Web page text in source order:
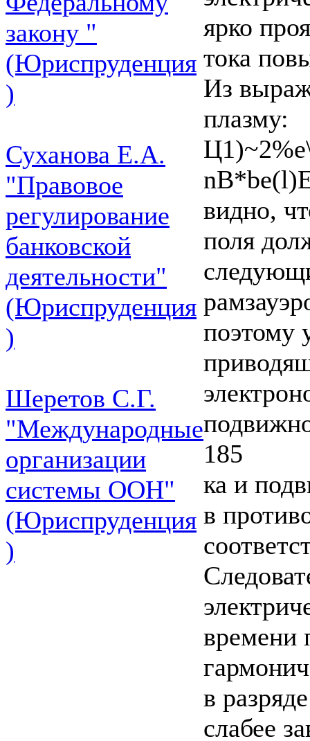
закону "
(Юриспруденция
)
Суханова Е.А.
"Правовое
регулирование
банковской
деятельности"
(Юриспруденция
)
Шеретов С.Г.
"Международные
организации
системы ООН"
(Юриспруденция
)
ярко
тока
Из
плазму:
видно,
поля
поэтому
185
ка и
в
времени
в
слабее